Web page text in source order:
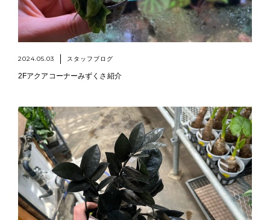
2024.05.03 スタッフブログ
2Fアクアコーナーみずくさ紹介